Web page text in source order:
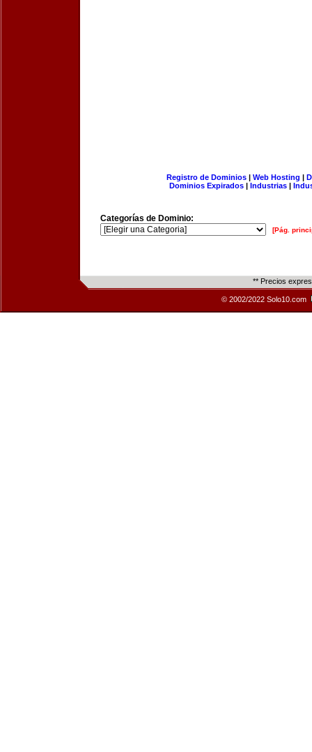
Registro de Dominios| Web Hosting |
Dominios Expirados | Industrias |
Categorías de Dominio:
[Pág.
** Precios
© 2002/2022 Solo10.com